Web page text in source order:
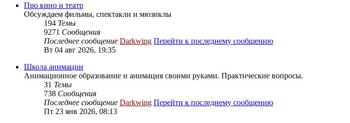
Про кино и театр
Обсуждаем фильмы, спектакли и мюзиклы
194 Темы
9271 Сообщения
Последнее сообщение Darkwing Перейти к последнему сообщению
Вт 04 авг 2026, 19:35
Школа анимации
Анимационное образование и анимация своими руками. Практические вопросы.
31 Темы
738 Сообщения
Последнее сообщение Darkwing Перейти к последнему сообщению
Пт 23 янв 2026, 08:13